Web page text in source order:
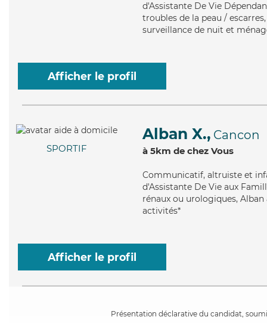
d'Assistante De Vie
troubles de la peau /
surveillance de nuit et
Afficher le profil
SPORTIF
Alban X., Cancon
à 5km de chez Vous
Communicatif, altruiste et
d'Assistante De Vie aux
rénaux ou urologiques,
activités*
Afficher le profil
Présentation déclarative du candidat,